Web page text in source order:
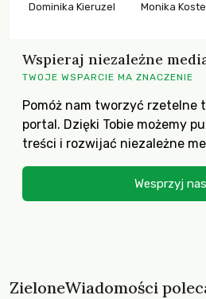
Dominika Kieruzel Monika
Wspieraj niezależne
TWOJE WSPARCIE MA ZNACZENIE
Pomóż nam tworzyć rzetelne
portal. Dzięki Tobie możemy
treści i rozwijać niezależne
Wesprzyj
ZieloneWiadomości